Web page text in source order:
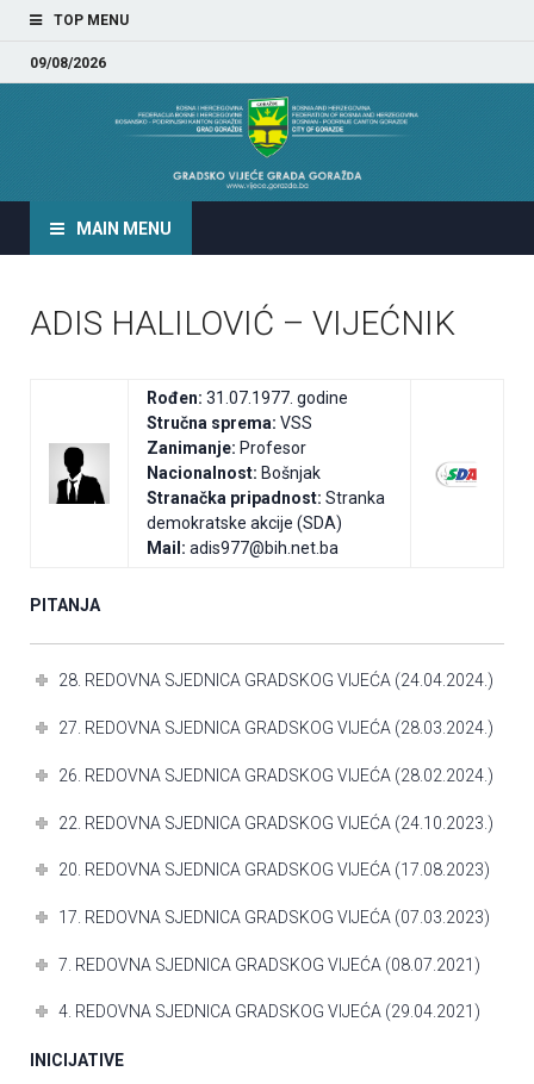
TOP MENU
09/08/2026
GRADSKO VIJEĆE GRADA
MAIN MENU
ADIS HALILOVIĆ – VIJEĆNIK
Rođen: 31.07.1977. godine
Stručna sprema: VSS
Zanimanje: Profesor
Nacionalnost: Bošnjak
Stranačka pripadnost: Stranka
demokratske akcije (SDA)
Mail: adis977@bih.net.ba
PITANJA
28. REDOVNA SJEDNICA GRADSKOG VIJEĆA (24.04.2024.)
27. REDOVNA SJEDNICA GRADSKOG VIJEĆA (28.03.2024.)
26. REDOVNA SJEDNICA GRADSKOG VIJEĆA (28.02.2024.)
22. REDOVNA SJEDNICA GRADSKOG VIJEĆA (24.10.2023.)
20. REDOVNA SJEDNICA GRADSKOG VIJEĆA (17.08.2023)
17. REDOVNA SJEDNICA GRADSKOG VIJEĆA (07.03.2023)
7. REDOVNA SJEDNICA GRADSKOG VIJEĆA (08.07.2021)
4. REDOVNA SJEDNICA GRADSKOG VIJEĆA (29.04.2021)
INICIJATIVE